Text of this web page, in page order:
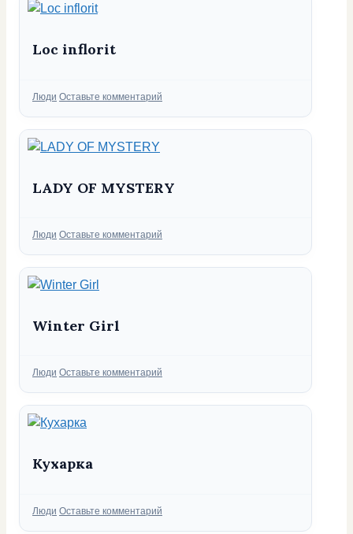
Loc inflorit
Рубрики
Люди Оставьте комментарий
LADY OF MYSTERY
Рубрики
Люди Оставьте комментарий
Winter Girl
Рубрики
Люди Оставьте комментарий
Кухарка
Рубрики
Люди Оставьте комментарий